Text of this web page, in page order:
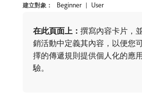
建立對象： Beginner User
在此頁面上： 撰寫內容卡片，
銷活動中定義其內容，以便您
擇的傳遞規則提供個人化的應
驗。